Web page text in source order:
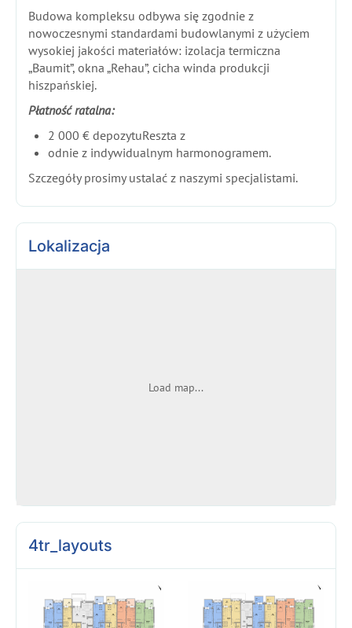
Budowa kompleksu odbywa się zgodnie z
nowoczesnymi standardami budowlanymi z użyciem
wysokiej jakości materiałów: izolacja termiczna
„Baumit”, okna „Rehau”, cicha winda produkcji
hiszpańskiej.
Płatność ratalna:
2 000 € depozytuReszta z
odnie z indywidualnym harmonogramem.
Szczegóły prosimy ustalać z naszymi specjalistami.
Lokalizacja
Load map...
4tr_layouts